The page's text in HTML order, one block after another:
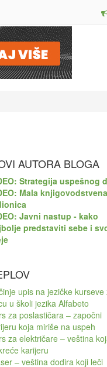
AUTORA BLOGA
Strategija uspešnog
Mala knjigovodstvena
Javni nastup - kako
predstaviti sebe i
upis na jezičke kurseve
u školi jezika Alfabeto
za poslastičara – započni
koja miriše na uspeh
za električare – veština
karijeru
– veština dodira koji leči